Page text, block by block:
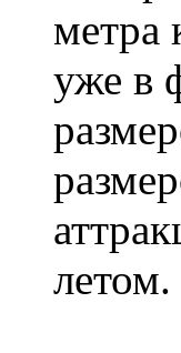
метра
уже в
летом.